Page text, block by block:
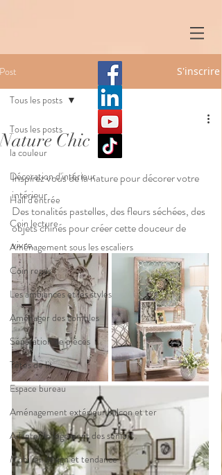
Post S'inscrire
Tous les posts
la couleur
Décoration d'intérieur
Hall d'entrée
Coin lecture
Aménagement sous les escaliers
Coin repas
Les ambiances et les styles
Aménager des combles
Séparation de pièces
Têtes de lit
Espace bureau
Aménagement extérieur balcon et ter
Adapter le logement des séniors
Mobilier design et tendance
Tous les posts
Nature Chic
Inspirez vous de la nature pour décorer votre
intérieur
Des tonalités pastelles, des fleurs séchées, des
objets chinés pour créer cette douceur de
vivre.